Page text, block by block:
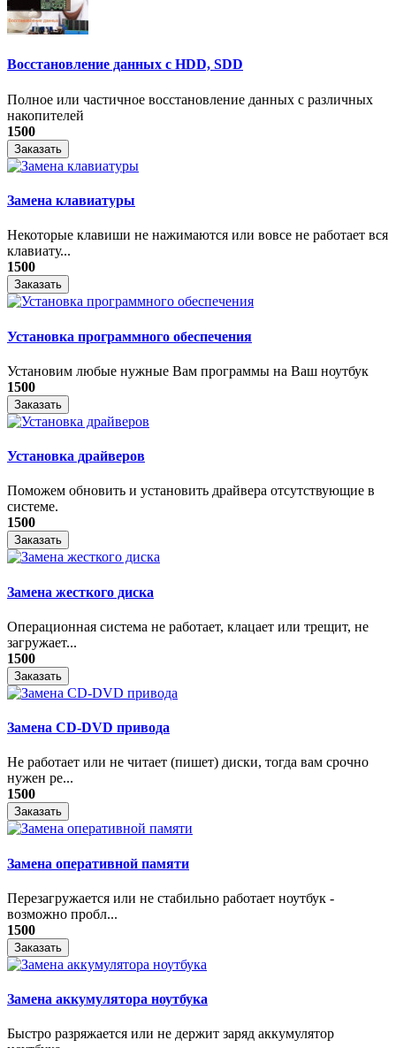
Восстановление данных с HDD, SDD
Полное или частичное восстановление данных с различных
накопителей
1500
Заказать
Замена клавиатуры
Некоторые клавиши не нажимаются или вовсе не работает вся
клавиату...
1500
Заказать
Установка программного обеспечения
Установим любые нужные Вам программы на Ваш ноутбук
1500
Заказать
Установка драйверов
Поможем обновить и установить драйвера отсутствующие в
системе.
1500
Заказать
Замена жесткого диска
Операционная система не работает, клацает или трещит, не
загружает...
1500
Заказать
Замена CD-DVD привода
Не работает или не читает (пишет) диски, тогда вам срочно
нужен ре...
1500
Заказать
Замена оперативной памяти
Перезагружается или не стабильно работает ноутбук -
возможно пробл...
1500
Заказать
Замена аккумулятора ноутбука
Быстро разряжается или не держит заряд аккумулятор